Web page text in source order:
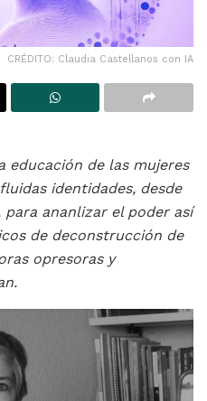
CRÉDITO: Claudia Castellanos con IA
educación de las mujeres
identidades, desde
ananlizar el poder así
de deconstrucción de
opresoras y